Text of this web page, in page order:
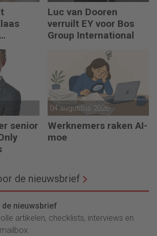
Luc van Dooren
verruilt EY voor Bos
Group International
senior
04 augustus 2026
Werknemers raken AI-
moe
de nieuwsbrief
de nieuwsbrief
artikelen, checklists, interviews en